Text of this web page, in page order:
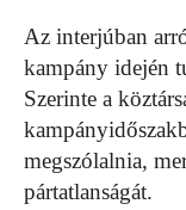
Az interjúban
kampány idején
Szerinte a
megszólalnia,
pártatlanságát.